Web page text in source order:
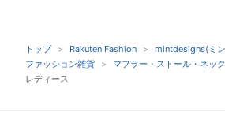
トップ Rakuten Fashion
mintdesigns(ミ
ファッション雑貨
マフラー・ストール・ネッ
レディース